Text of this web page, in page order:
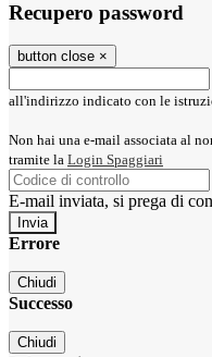
Recupero password
button close ×
all'indirizzo indicato con le
Non hai una e-mail associata al
tramite la Login Spaggiari
E-mail inviata, si prega di
Errore
Chiudi
Successo
Chiudi